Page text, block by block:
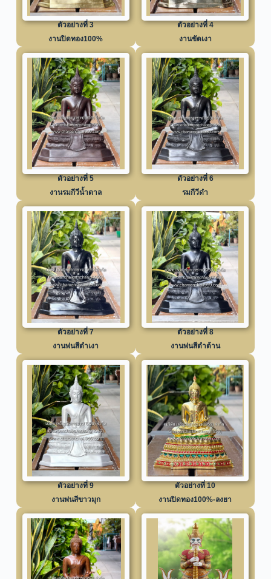
ตัวอย่างที่ 3
งานปิดทอง100%
ตัวอย่างที่ 4
งานขัดเงา
ตัวอย่างที่ 5
งานรมกีวีน้ำตาล
ตัวอย่างที่ 6
รมกีวีดำ
ตัวอย่างที่ 7
งานพ่นสีดำเงา
ตัวอย่างที่ 8
งานพ่นสีดำด้าน
ตัวอย่างที่ 9
งานพ่นสีขาวมุก
ตัวอย่างที่ 10
งานปิดทอง100%-ลงยา